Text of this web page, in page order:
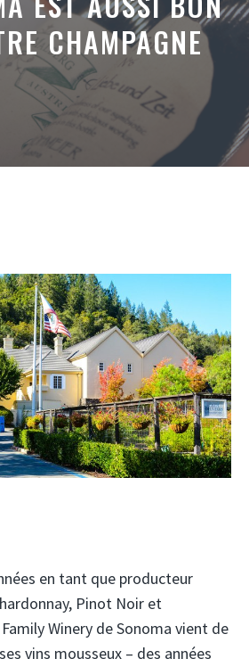
CHAMPAGNE
en tant que producteur
Pinot Noir et
Winery de Sonoma vient de
vins mousseux – des années